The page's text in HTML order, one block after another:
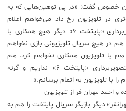
خصوص گفت: «در پی توهین‌هایی که به
در تلویزیون رخ داد می‌خواهم اعلام
می‌کنم که پس از پایان تصویربرداری «پایتخت ۶» دیگر هیچ همکاری با
در هیچ سریال تلویزیونی بازی نخواهم
با تلویزیون همکاری نخواهم کرد. هم
اکنون هم چاره‌ای جز ادامه تصویربرداری «پایتخت ۶» نداریم و گرنه
با تلویزیون به اتمام برسانم.»
احمد مهران فر از تلویزیون
دیگر بازیگر سریال پایتخت را هم به